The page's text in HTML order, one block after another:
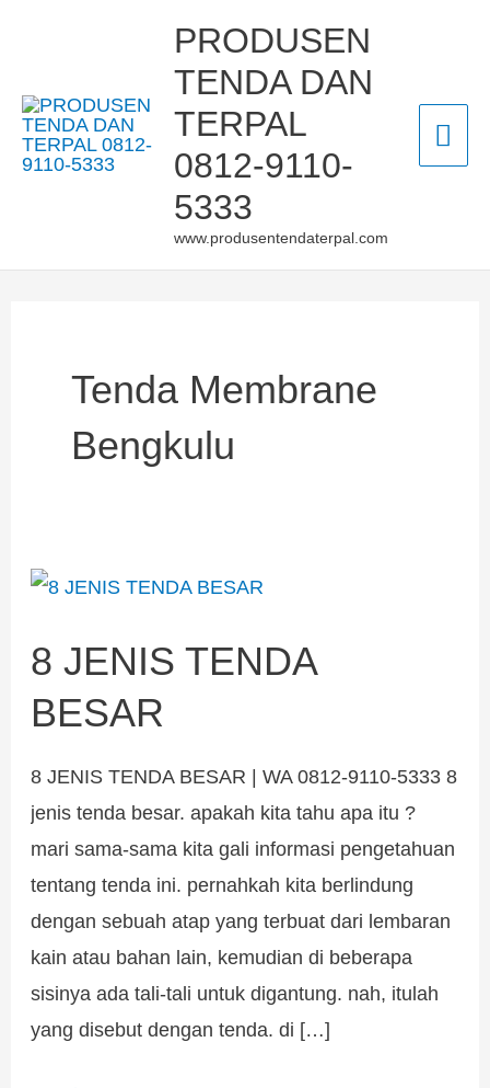
PRODUSEN
TENDA DAN
TERPAL
0812-9110-
5333
www.produsentendaterpal.com
Tenda Membrane
Bengkulu
8 JENIS TENDA
BESAR
8 JENIS TENDA BESAR | WA 0812-9110-5333 8
jenis tenda besar. apakah kita tahu apa itu ?
mari sama-sama kita gali informasi pengetahuan
tentang tenda ini. pernahkah kita berlindung
dengan sebuah atap yang terbuat dari lembaran
kain atau bahan lain, kemudian di beberapa
sisinya ada tali-tali untuk digantung. nah, itulah
yang disebut dengan tenda. di […]
8
TENDA